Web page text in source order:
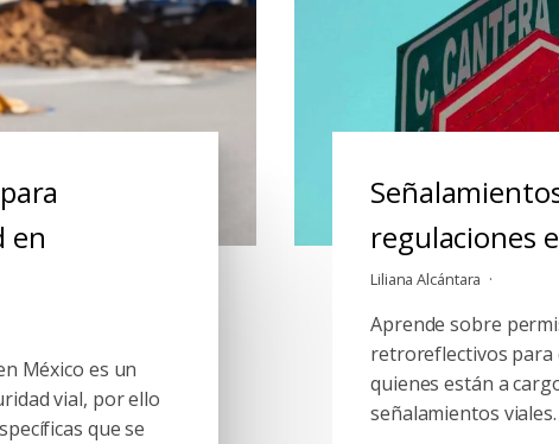
en
México es un
vial, por ello
que se
regulaciones
Liliana Alcántara
Aprende sobre
retroreflectivos para
quienes están a
señalamientos viales.